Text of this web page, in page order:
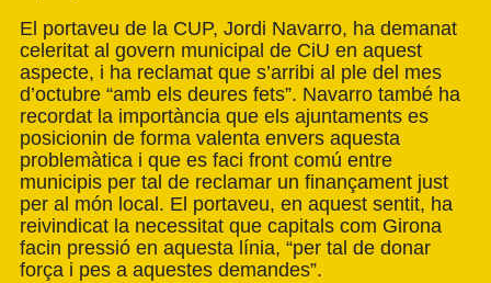
El portaveu de la CUP, Jordi Navarro, ha demanat
celeritat al govern municipal de CiU en aquest
aspecte, i ha reclamat que s’arribi al ple del mes
d’octubre “amb els deures fets”. Navarro també ha
recordat la importància que els ajuntaments es
posicionin de forma valenta envers aquesta
problemàtica i que es faci front comú entre
municipis per tal de reclamar un finançament just
per al món local. El portaveu, en aquest sentit, ha
reivindicat la necessitat que capitals com Girona
facin pressió en aquesta línia, “per tal de donar
força i pes a aquestes demandes”.